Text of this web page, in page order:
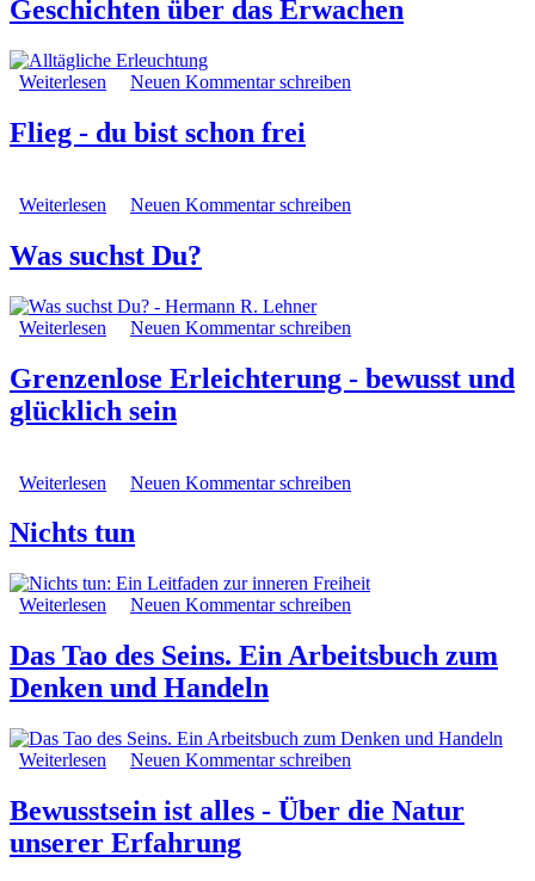
Geschichten über das Erwachen
Weiterlesen über Alltägliche Erleuchtung: Sieben Geschichten über
Neuen Kommentar schreiben
Flieg - du bist schon frei
Weiterlesen über Flieg - du bist schon frei
Neuen Kommentar schreiben
Was suchst Du?
Weiterlesen über Was suchst Du?
Neuen Kommentar schreiben
Grenzenlose Erleichterung - bewusst und
glücklich sein
Weiterlesen über Grenzenlose Erleichterung - bewusst und glücklich
Neuen Kommentar schreiben
Nichts tun
Weiterlesen über Nichts tun
Neuen Kommentar schreiben
Das Tao des Seins. Ein Arbeitsbuch zum
Denken und Handeln
Weiterlesen über Das Tao des Seins. Ein Arbeitsbuch zum Denken
Neuen Kommentar schreiben
Bewusstsein ist alles - Über die Natur
unserer Erfahrung